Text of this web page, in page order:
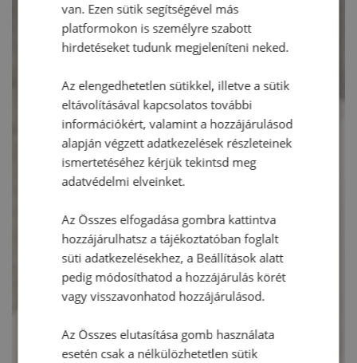
van. Ezen sütik segítségével más
platformokon is személyre szabott
hirdetéseket tudunk megjeleníteni neked.
Az elengedhetetlen sütikkel, illetve a sütik
eltávolításával kapcsolatos további
információkért, valamint a hozzájárulásod
alapján végzett adatkezelések részleteinek
ismertetéséhez kérjük tekintsd meg
adatvédelmi elveinket.
Az Összes elfogadása gombra kattintva
hozzájárulhatsz a tájékoztatóban foglalt
süti adatkezelésekhez, a Beállítások alatt
pedig módosíthatod a hozzájárulás körét
vagy visszavonhatod hozzájárulásod.
Az Összes elutasítása gomb használata
esetén csak a nélkülözhetetlen sütik